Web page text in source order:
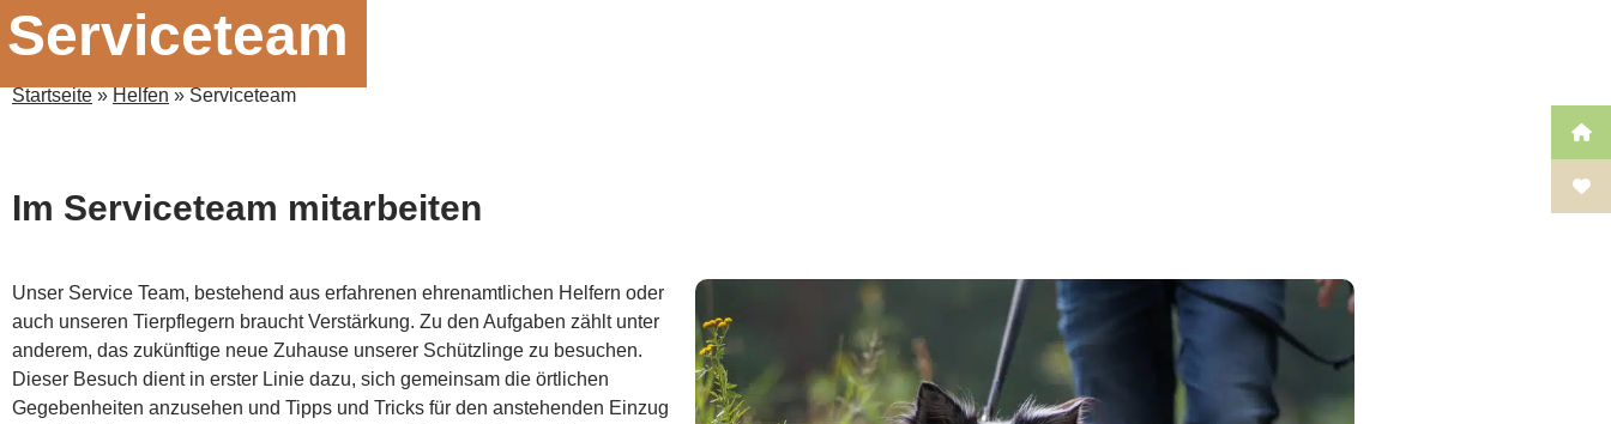
Serviceteam
Startseite » Helfen » Serviceteam
Im Serviceteam mitarbeiten
Unser Service Team, bestehend aus erfahrenen ehrenamtlichen Helfern oder
auch unseren Tierpflegern braucht Verstärkung. Zu den Aufgaben zählt unter
anderem, das zukünftige neue Zuhause unserer Schützlinge zu besuchen.
Dieser Besuch dient in erster Linie dazu, sich gemeinsam die örtlichen
Gegebenheiten anzusehen und Tipps und Tricks für den anstehenden Einzug